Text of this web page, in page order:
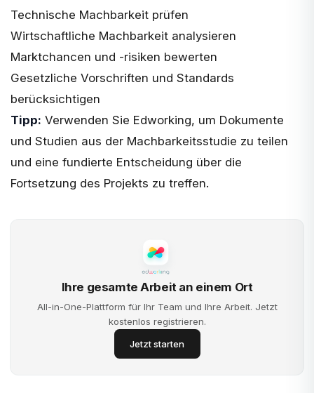
Technische Machbarkeit prüfen
Wirtschaftliche Machbarkeit analysieren
Marktchancen und -risiken bewerten
Gesetzliche Vorschriften und Standards
berücksichtigen
Tipp: Verwenden Sie Edworking, um Dokumente
und Studien aus der Machbarkeitsstudie zu teilen
und eine fundierte Entscheidung über die
Fortsetzung des Projekts zu treffen.
Ihre gesamte Arbeit an einem Ort
All-in-One-Plattform für Ihr Team und Ihre Arbeit. Jetzt
kostenlos registrieren.
Jetzt starten